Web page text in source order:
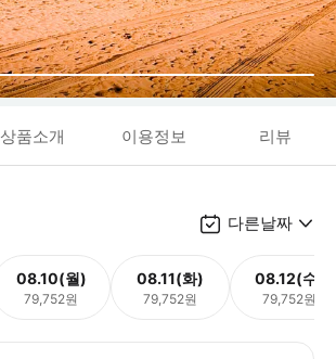
상품소개 이용정보 리뷰
다른날짜
08.10(월)
79,752원
08.11(화)
79,752원
08.12(수)
79,752원